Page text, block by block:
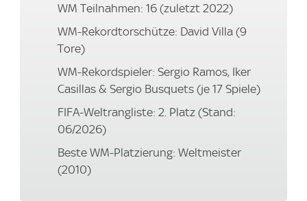
WM Teilnahmen: 16 (zuletzt 2022)
WM-Rekordtorschütze: David Villa (9
Tore)
WM-Rekordspieler: Sergio Ramos, Iker
Casillas & Sergio Busquets (je 17 Spiele)
FIFA-Weltrangliste: 2. Platz (Stand:
06/2026)
Beste WM-Platzierung: Weltmeister
(2010)